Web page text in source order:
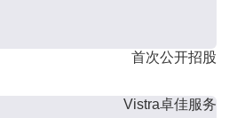
首次公开招股
Vistra卓佳服务